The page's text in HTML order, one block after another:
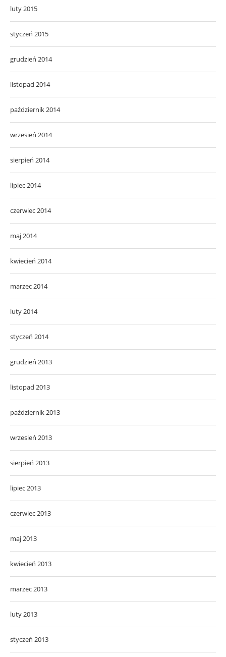
luty 2015
styczeń 2015
grudzień 2014
listopad 2014
październik 2014
wrzesień 2014
sierpień 2014
lipiec 2014
czerwiec 2014
maj 2014
kwiecień 2014
marzec 2014
luty 2014
styczeń 2014
grudzień 2013
listopad 2013
październik 2013
wrzesień 2013
sierpień 2013
lipiec 2013
czerwiec 2013
maj 2013
kwiecień 2013
marzec 2013
luty 2013
styczeń 2013